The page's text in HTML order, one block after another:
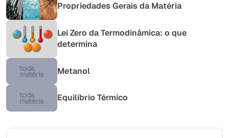
Propriedades Gerais da Matéria
Lei Zero da Termodinâmica: o que
determina
Metanol
Equilíbrio Térmico